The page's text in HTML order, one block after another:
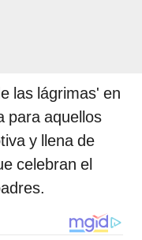
las lágrimas' en
para aquellos
y llena de
celebran el